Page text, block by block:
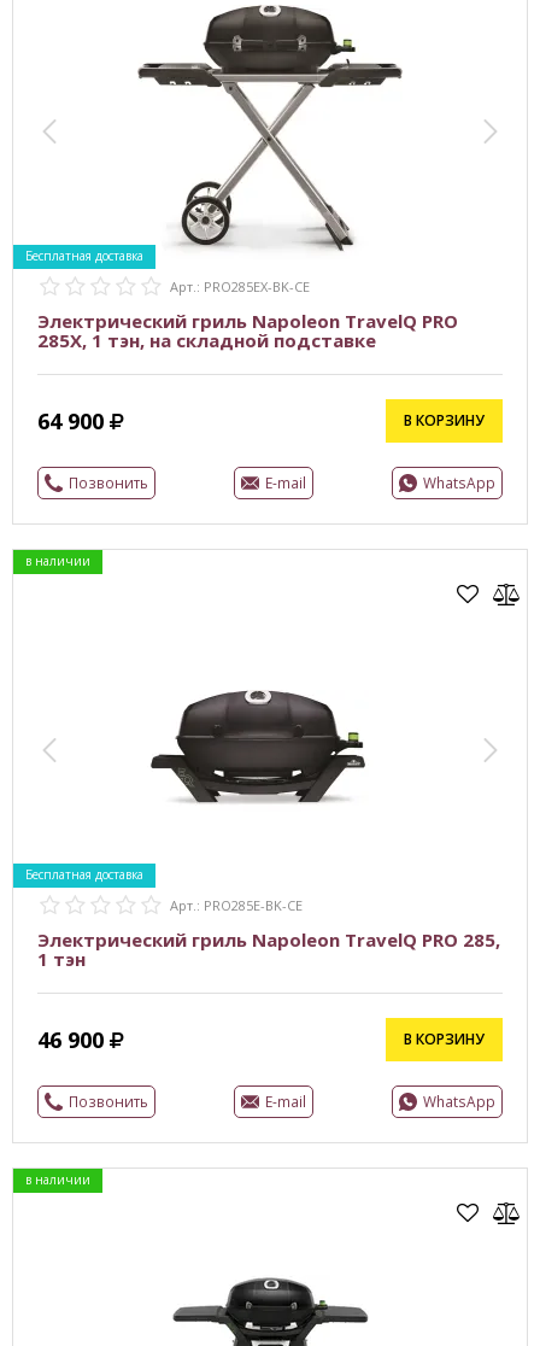
Бесплатная доставка
Арт.: PRO285EX-BK-CE
Электрический гриль Napoleon TravelQ PRO
285X, 1 тэн, на складной подставке
64 900 В КОРЗИНУ
Позвонить E-mail WhatsApp
Бесплатная доставка
в наличии
Арт.: PRO285E-BK-CE
Электрический гриль Napoleon TravelQ PRO 285,
1 тэн
46 900 В КОРЗИНУ
Позвонить E-mail WhatsApp
в наличии